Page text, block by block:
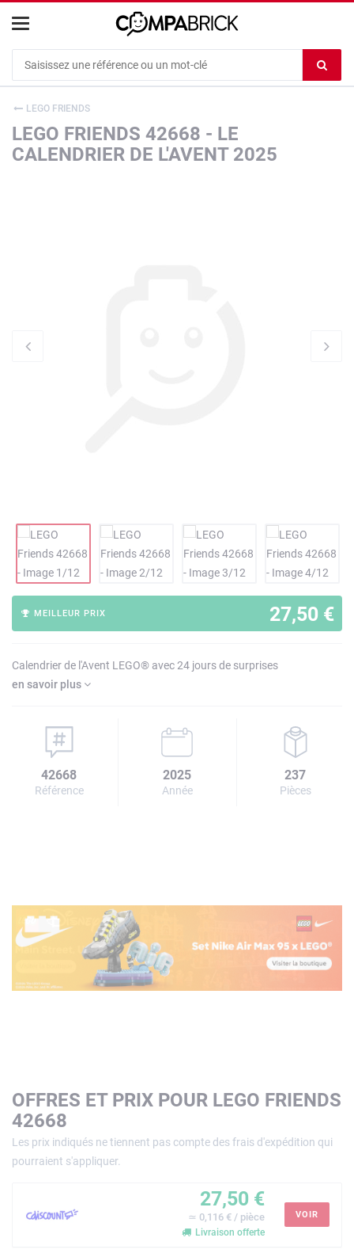
le
LEGO FRIENDS
LEGO FRIENDS 42668 - LE
CALENDRIER DE L'AVENT 2025
27,50 €
MEILLEUR PRIX
Calendrier de l'Avent LEGO® avec 24 jours de surprises
en savoir plus
42668
Référence
2025
Année
237
Pièces
OFFRES ET PRIX POUR LEGO FRIENDS
42668
Les prix indiqués ne tiennent pas compte des frais d'expédition qui
pourraient s'appliquer.
27,50 €
≃ 0,116 € / pièce
Livraison offerte
VOIR
Cookies management panel